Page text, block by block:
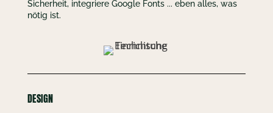
Sicherheit, integriere Google Fonts ... eben alles, was
nötig ist.
DESIGN